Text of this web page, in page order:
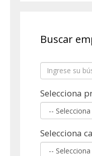
Buscar
Selecciona
Selecciona